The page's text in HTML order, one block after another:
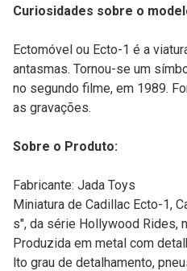
Curiosidades sobre o
Ectomóvel ou Ecto-1 é a
antasmas. Tornou-se um
no segundo filme, em 1989.
as gravações.
Sobre o Produto:
Fabricante: Jada Toys
Miniatura de Cadillac Ecto-1,
s", da série Hollywood Rides,
Produzida em metal com
lto grau de detalhamento,